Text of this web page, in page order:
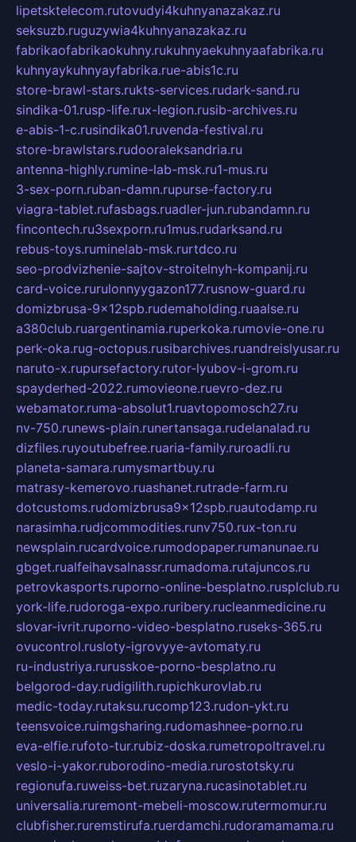
lipetsktelecom.rutovudyi4kuhnyanazakaz.ru
seksuzb.ruguzywia4kuhnyanazakaz.ru
fabrikaofabrikaokuhny.rukuhnyaekuhnyaafabrika.ru
kuhnyaykuhnyayfabrika.rue-abis1c.ru
store-brawl-stars.rukts-services.rudark-sand.ru
sindika-01.rusp-life.rux-legion.rusib-archives.ru
e-abis-1-c.rusindika01.ruvenda-festival.ru
store-brawlstars.rudooraleksandria.ru
antenna-highly.rumine-lab-msk.ru1-mus.ru
3-sex-porn.ruban-damn.rupurse-factory.ru
viagra-tablet.rufasbags.ruadler-jun.rubandamn.ru
fincontech.ru3sexporn.ru1mus.rudarksand.ru
rebus-toys.ruminelab-msk.rurtdco.ru
seo-prodvizhenie-sajtov-stroitelnyh-kompanij.ru
card-voice.rurulonnyygazon177.rusnow-guard.ru
domizbrusa-9x12spb.rudemaholding.ruaalse.ru
a380club.ruargentinamia.ruperkoka.rumovie-one.ru
perk-oka.rug-octopus.rusibarchives.ruandreislyusar.ru
naruto-x.rupursefactory.rutor-lyubov-i-grom.ru
spayderhed-2022.rumovieone.ruevro-dez.ru
webamator.ruma-absolut1.ruavtopomosch27.ru
nv-750.runews-plain.runertansaga.rudelanalad.ru
dizfiles.ruyoutubefree.ruaria-family.ruroadli.ru
planeta-samara.rumysmartbuy.ru
matrasy-kemerovo.ruashanet.rutrade-farm.ru
dotcustoms.rudomizbrusa9x12spb.ruautodamp.ru
narasimha.rudjcommodities.runv750.rux-ton.ru
newsplain.rucardvoice.rumodopaper.rumanunae.ru
gbget.rualfeihavsalnassr.rumadoma.rutajuncos.ru
petrovkasports.ruporno-online-besplatno.rusplclub.ru
york-life.rudoroga-expo.ruribery.rucleanmedicine.ru
slovar-ivrit.ruporno-video-besplatno.ruseks-365.ru
ovucontrol.rusloty-igrovyye-avtomaty.ru
ru-industriya.rurusskoe-porno-besplatno.ru
belgorod-day.rudigilith.rupichkurovlab.ru
medic-today.rutaksu.rucomp123.rudon-ykt.ru
teensvoice.ruimgsharing.rudomashnee-porno.ru
eva-elfie.rufoto-tur.rubiz-doska.rumetropoltravel.ru
veslo-i-yakor.ruborodino-media.rurostotsky.ru
regionufa.ruweiss-bet.ruzaryna.rucasinotablet.ru
universalia.ruremont-mebeli-moscow.rutermomur.ru
clubfisher.ruremstirufa.ruerdamchi.rudoramamama.ru